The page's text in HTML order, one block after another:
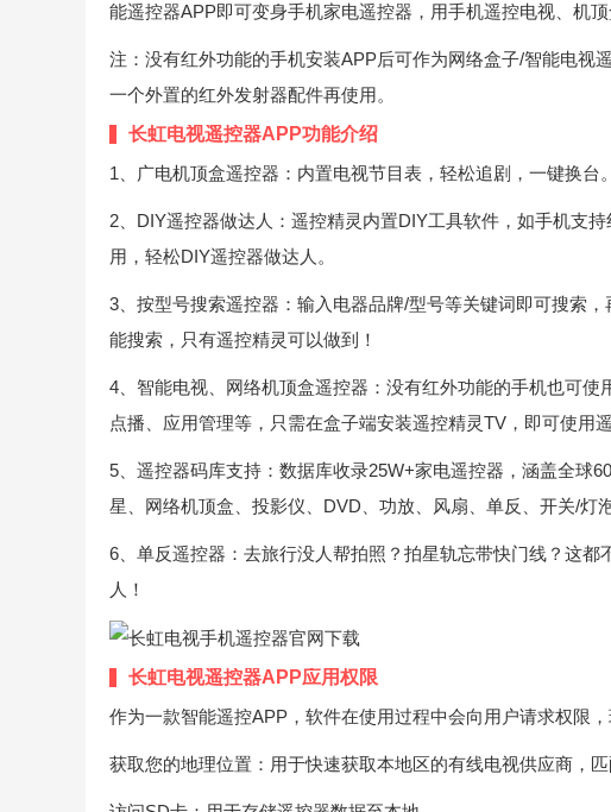
能遥控器APP即可变身手机家电遥控器，用手机遥控电视、机顶
注：没有红外功能的手机安装APP后可作为网络盒子/智能电视
一个外置的红外发射器配件再使用。
长虹电视遥控器APP功能介绍
1、广电机顶盒遥控器：内置电视节目表，轻松追剧，一键换台。
2、DIY遥控器做达人：遥控精灵内置DIY工具软件，如手机支
用，轻松DIY遥控器做达人。
3、按型号搜索遥控器：输入电器品牌/型号等关键词即可搜索
能搜索，只有遥控精灵可以做到！
4、智能电视、网络机顶盒遥控器：没有红外功能的手机也可
点播、应用管理等，只需在盒子端安装遥控精灵TV，即可使用
5、遥控器码库支持：数据库收录25W+家电遥控器，涵盖全球
星、网络机顶盒、投影仪、DVD、功放、风扇、单反、开关/灯
6、单反遥控器：去旅行没人帮拍照？拍星轨忘带快门线？这
人！
长虹电视遥控器APP应用权限
作为一款智能遥控APP，软件在使用过程中会向用户请求权限
获取您的地理位置：用于快速获取本地区的有线电视供应商，